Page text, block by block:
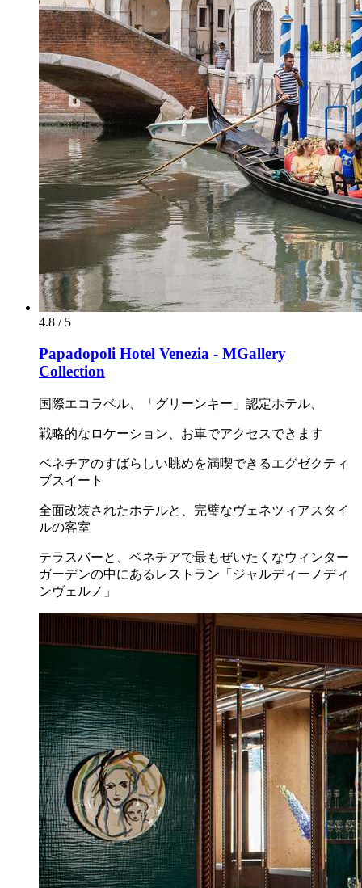
4.8 / 5
Papadopoli Hotel Venezia - MGallery
Collection
国際エコラベル、「グリーンキー」認定ホテル、
戦略的なロケーション、お車でアクセスできます
ベネチアのすばらしい眺めを満喫できるエグゼクティ
ブスイート
全面改装されたホテルと、完璧なヴェネツィアスタイ
ルの客室
テラスバーと、ベネチアで最もぜいたくなウィンター
ガーデンの中にあるレストラン「ジャルディーノディ
ンヴェルノ」